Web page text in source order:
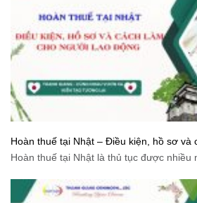
Hoàn thuế tại Nhật – Điều kiện, hồ sơ và
động
Hoàn thuế tại Nhật là thủ tục được nhiều